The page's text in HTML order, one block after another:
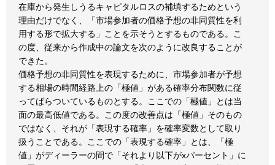
在庫から発生しうるキャピタルロスの補填するためという
理由だけでなく、「市場参加者の価格予想の非同質性を利
用する形で拡大する」ことを示そうとするものである。こ
の度、従来から作成中の論文を次のように改良することが
できた。
価格予想の非同質性を表現するために、市場参加者が予想
する相場の時間経路上の「極値」がある確率分布関数に従
ってばらついているものとする。ここでの「極値」とは当
面の最高低値である。この度の改善点は「極値」そのもの
ではなく、それが「表現する確率」を確率変数として取り
扱うことである。ここでの「表現する確率」とは、「極
値」がディーラーの間で「それより以下がxパーセント」に